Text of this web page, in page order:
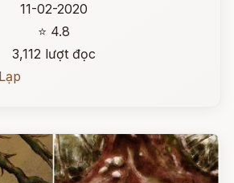
11-02-2020
⭐ 4.8
3,112 lượt đọc